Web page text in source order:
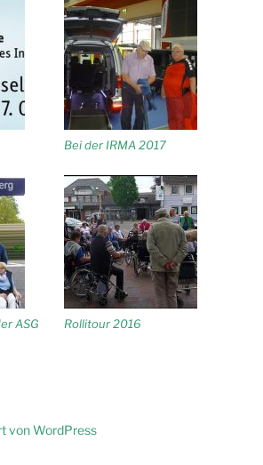
Bei der IRMA 2017
ASG Rollitour 2016
von WordPress